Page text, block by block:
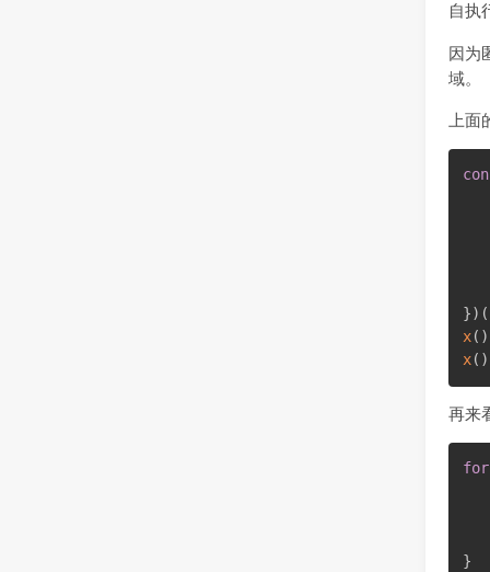
自执
因为
域。
上
}) (
x( )
x( )
再来
for
}